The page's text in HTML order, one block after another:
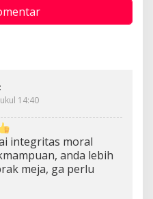
14:40
integritas moral
anda lebih
meja, ga perlu